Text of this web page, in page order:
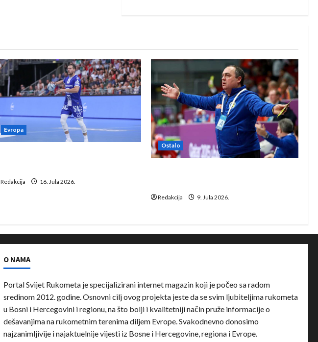
Evropa
Redakcija 16. Jula 2026.
Ostalo
Redakcija 9. Jula 2026.
O NAMA
Portal Svijet Rukometa je specijalizirani internet magazin koji je počeo sa radom
sredinom 2012. godine. Osnovni cilj ovog projekta jeste da se svim ljubiteljima rukometa
u Bosni i Hercegovini i regionu, na što bolji i kvalitetniji način pruže informacije o
dešavanjima na rukometnim terenima diljem Evrope. Svakodnevno donosimo
najzanimljivije i najaktuelnije vijesti iz Bosne i Hercegovine, regiona i Evrope.